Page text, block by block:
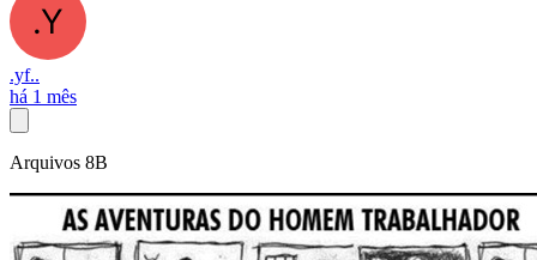
.yf..
há 1 mês
Arquivos 8B